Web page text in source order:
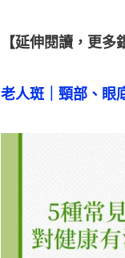
【延伸閱讀，更多
老人斑｜頸部、眼